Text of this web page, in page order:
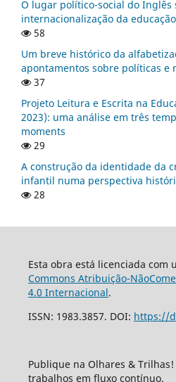
O lugar político-social do Inglês
internacionalização da
58
Um breve histórico da
apontamentos sobre políticas e
37
Projeto Leitura e Escrita na
2023): uma análise em três
moments
29
A construção da identidade da
infantil numa perspectiva
28
Esta obra está licenciada com
Commons Atribuição-
4.0 Internacional.
ISSN: 1983.3857. DOI: https://
Publique na Olhares &
trabalhos em fluxo contínuo.